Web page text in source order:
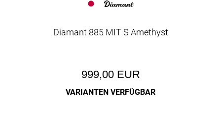
Diamant 885 MIT S Amethyst
999,00 EUR
VARIANTEN VERFÜGBAR